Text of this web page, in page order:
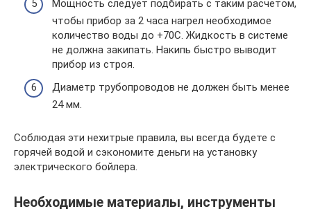
Мощность следует подбирать с таким расчетом,
чтобы прибор за 2 часа нагрел необходимое
количество воды до +70С. Жидкость в системе
не должна закипать. Накипь быстро выводит
прибор из строя.
Диаметр трубопроводов не должен быть менее
24 мм.
Соблюдая эти нехитрые правила, вы всегда будете с
горячей водой и сэкономите деньги на установку
электрического бойлера.
Необходимые материалы, инструменты